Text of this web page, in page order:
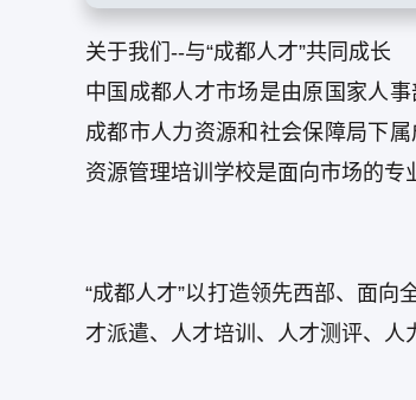
关于我们--与“成都人才”共同成长
中国成都人才市场是由原国家人
成都市人力资源和社会保障局下
资源管理培训学校是面向市场的专
“成都人才”以打造领先西部、面
才派遣、人才培训、人才测评、人